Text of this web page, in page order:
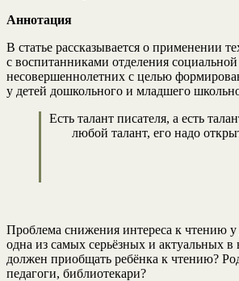
Аннотация
В статье рассказывается о применении
с воспитанниками отделения
несовершеннолетних с целью
у детей дошкольного и младшего
Есть талант писателя, а есть
любой талант, его надо
Проблема снижения интереса к чтению у
одна из самых серьёзных и актуальных в
должен приобщать ребёнка к чтению?
педагоги, библиотекари?